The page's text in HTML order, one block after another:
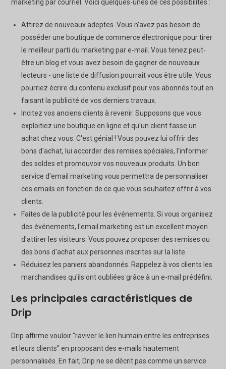
marketing par courriel. Voici quelques-unes de ces possibilités :
Attirez de nouveaux adeptes. Vous n'avez pas besoin de
posséder une boutique de commerce électronique pour tirer
le meilleur parti du marketing par e-mail. Vous tenez peut-
être un blog et vous avez besoin de gagner de nouveaux
lecteurs - une liste de diffusion pourrait vous être utile. Vous
pourriez écrire du contenu exclusif pour vos abonnés tout en
faisant la publicité de vos derniers travaux.
Incitez vos anciens clients à revenir. Supposons que vous
exploitiez une boutique en ligne et qu'un client fasse un
achat chez vous. C'est génial ! Vous pouvez lui offrir des
bons d'achat, lui accorder des remises spéciales, l'informer
des soldes et promouvoir vos nouveaux produits. Un bon
service d'email marketing vous permettra de personnaliser
ces emails en fonction de ce que vous souhaitez offrir à vos
clients.
Faites de la publicité pour les événements. Si vous organisez
des événements, l'email marketing est un excellent moyen
d'attirer les visiteurs. Vous pouvez proposer des remises ou
des bons d'achat aux personnes inscrites sur la liste.
Réduisez les paniers abandonnés. Rappelez à vos clients les
marchandises qu'ils ont oubliées grâce à un e-mail prédéfini.
Les principales caractéristiques de
Drip
Drip affirme vouloir "raviver le lien humain entre les entreprises
et leurs clients" en proposant des e-mails hautement
personnalisés. En fait, Drip ne se décrit pas comme un service